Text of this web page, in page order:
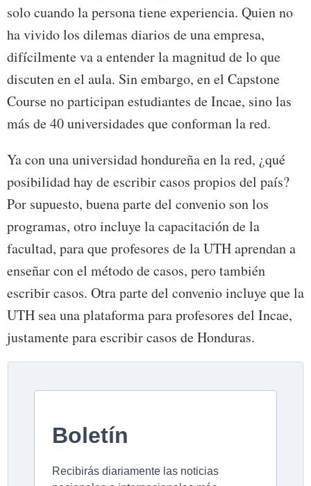
solo cuando la persona tiene experiencia. Quien no
ha vivido los dilemas diarios de una empresa,
difícilmente va a entender la magnitud de lo que
discuten en el aula. Sin embargo, en el Capstone
Course no participan estudiantes de Incae, sino las
más de 40 universidades que conforman la red.
Ya con una universidad hondureña en la red, ¿qué
posibilidad hay de escribir casos propios del país?
Por supuesto, buena parte del convenio son los
programas, otro incluye la capacitación de la
facultad, para que profesores de la UTH aprendan a
enseñar con el método de casos, pero también
escribir casos. Otra parte del convenio incluye que la
UTH sea una plataforma para profesores del Incae,
justamente para escribir casos de Honduras.